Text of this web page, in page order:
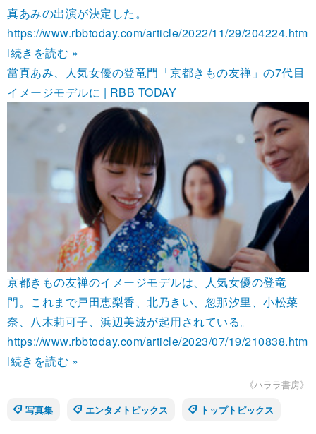
真あみの出演が決定した。
https://www.rbbtoday.com/article/2022/11/29/204224.htm
l続きを読む »
當真あみ、人気女優の登竜門「京都きもの友禅」の7代目
イメージモデルに | RBB TODAY
京都きもの友禅のイメージモデルは、人気女優の登竜
門。これまで戸田恵梨香、北乃きい、忽那汐里、小松菜
奈、八木莉可子、浜辺美波が起用されている。
https://www.rbbtoday.com/article/2023/07/19/210838.htm
l続きを読む »
《ハララ書房》
写真集
エンタメトピックス トップトピックス